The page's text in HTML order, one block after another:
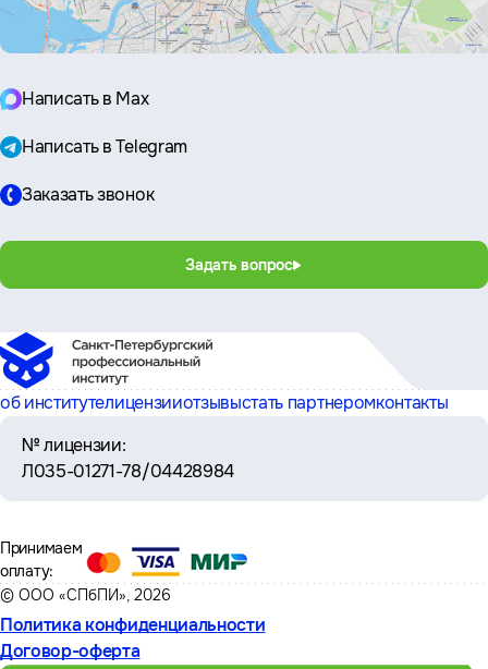
Написать в Max
Написать в Telegram
Заказать звонок
Задать вопрос
об институтелицензииотзывыстать партнеромконтакты
№ лицензии:
Л035-01271-78/04428984
© ООО «СПбПИ», 2026
Политика конфиденциальности
Договор-оферта
Принимаем
оплату: